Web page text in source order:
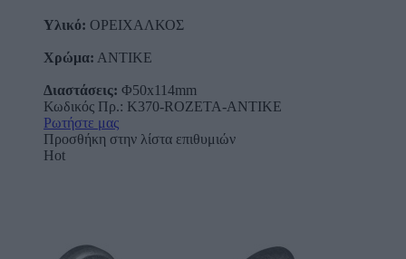
Υλικό: ΟΡΕΙΧΑΛΚΟΣ
Χρώμα: ΑΝΤΙΚΕ
Διαστάσεις: Φ50x114mm
Κωδικός Πρ.: Κ370-ROZETA-ANTIKE
Ρωτήστε μας
Προσθήκη στην λίστα επιθυμιών
Hot